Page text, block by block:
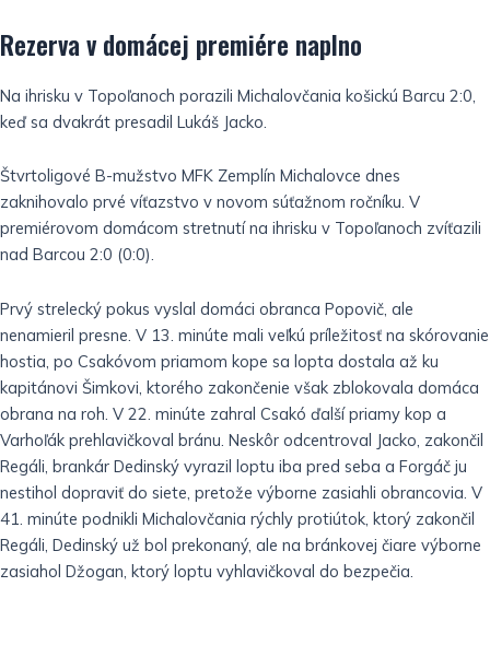
Rezerva v domácej premiére naplno
Na ihrisku v Topoľanoch porazili Michalovčania košickú Barcu 2:0,
keď sa dvakrát presadil Lukáš Jacko.
Štvrtoligové B-mužstvo MFK Zemplín Michalovce dnes
zaknihovalo prvé víťazstvo v novom súťažnom ročníku. V
premiérovom domácom stretnutí na ihrisku v Topoľanoch zvíťazili
nad Barcou 2:0 (0:0).
Prvý strelecký pokus vyslal domáci obranca Popovič, ale
nenamieril presne. V 13. minúte mali veľkú príležitosť na skórovanie
hostia, po Csakóvom priamom kope sa lopta dostala až ku
kapitánovi Šimkovi, ktorého zakončenie však zblokovala domáca
obrana na roh. V 22. minúte zahral Csakó ďalší priamy kop a
Varhoľák prehlavičkoval bránu. Neskôr odcentroval Jacko, zakončil
Regáli, brankár Dedinský vyrazil loptu iba pred seba a Forgáč ju
nestihol dopraviť do siete, pretože výborne zasiahli obrancovia. V
41. minúte podnikli Michalovčania rýchly protiútok, ktorý zakončil
Regáli, Dedinský už bol prekonaný, ale na bránkovej čiare výborne
zasiahol Džogan, ktorý loptu vyhlavičkoval do bezpečia.